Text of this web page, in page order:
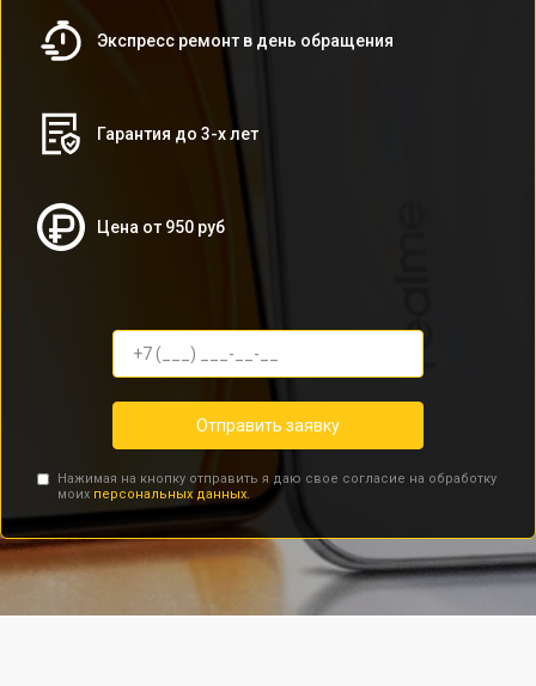
Экспресс ремонт в день обращения
Гарантия до 3-х лет
Цена от 950 руб
Отправить заявку
Нажимая на кнопку отправить я даю свое согласие на обработку
моих персональных данных.